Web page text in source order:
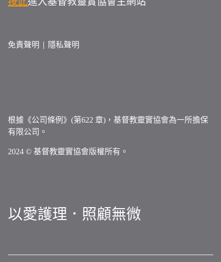
免責聲明 隱私聲明
根據《公司條例》(第622 章)，基督教靈實協會為一所擔保
有限公司。
2024 © 基督教靈實協會版權所有。
以愛護理．照顧無微